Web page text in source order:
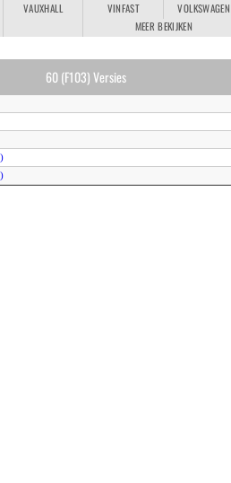
VAUXHALL VINFAST
VOLKSWAGEN
MEER BEKIJKEN
60 (F103) Versies